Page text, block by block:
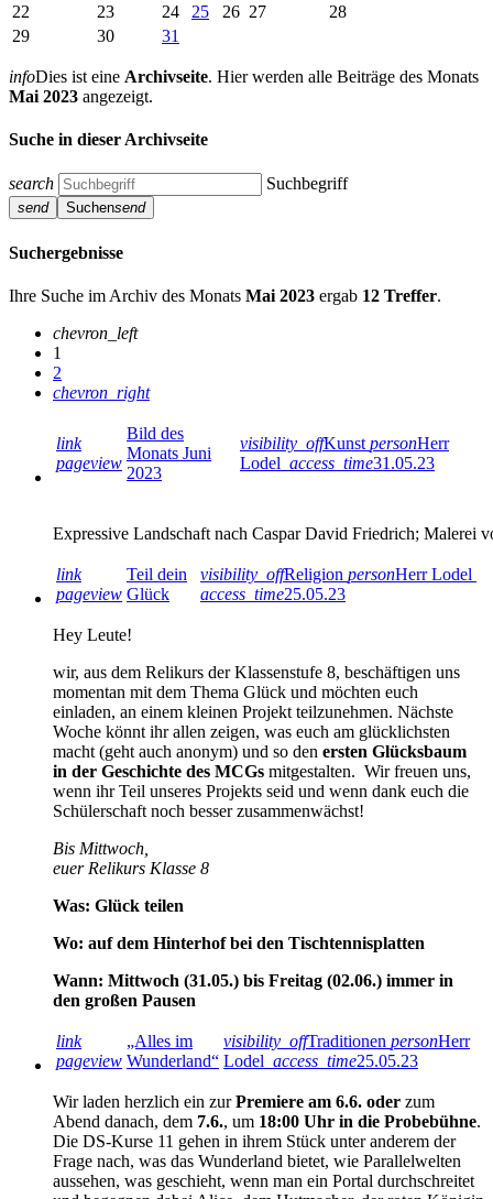
22
23 24 25 26 27
28
29
30 31
infoDies ist eine Archivseite. Hier werden alle Beiträge des Monats
Mai 2023 angezeigt.
Suche in dieser Archivseite
search Suchbegriff
send Suchensend
Suchergebnisse
Ihre Suche im Archiv des Monats Mai 2023 ergab 12 Treffer.
chevron_left
1
2
chevron_right
link
pageview
Bild des
Monats Juni
2023
visibility_offKunst personHerr
Lodel access_time31.05.23
Expressive Landschaft nach Caspar David Friedrich; Malerei
link
pageview
Teil dein
Glück
visibility_offReligion personHerr Lodel
access_time25.05.23
Hey Leute!
wir, aus dem Relikurs der Klassenstufe 8, beschäftigen uns
momentan mit dem Thema Glück und möchten euch
einladen, an einem kleinen Projekt teilzunehmen. Nächste
Woche könnt ihr allen zeigen, was euch am glücklichsten
macht (geht auch anonym) und so den ersten Glücksbaum
in der Geschichte des MCGs mitgestalten. Wir freuen uns,
wenn ihr Teil unseres Projekts seid und wenn dank euch die
Schülerschaft noch besser zusammenwächst!
Bis Mittwoch,
euer Relikurs Klasse 8
Was: Glück teilen
Wo: auf dem Hinterhof bei den Tischtennisplatten
Wann: Mittwoch (31.05.) bis Freitag (02.06.) immer in
den großen Pausen
link
pageview
„Alles im
Wunderland“
visibility_offTraditionen personHerr
Lodel access_time25.05.23
Wir laden herzlich ein zurPremiere am 6.6. oder zum
Abend danach, dem 7.6., um 18:00 Uhr in die Probebühne.
Die DS-Kurse 11 gehen in ihrem Stück unter anderem der
Frage nach, was das Wunderland bietet, wie Parallelwelten
aussehen, was geschieht, wenn man ein Portal durchschreitet